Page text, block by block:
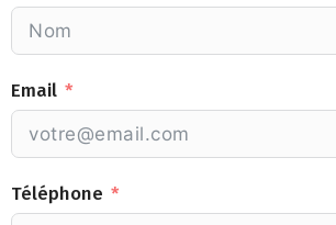
Email
Téléphone